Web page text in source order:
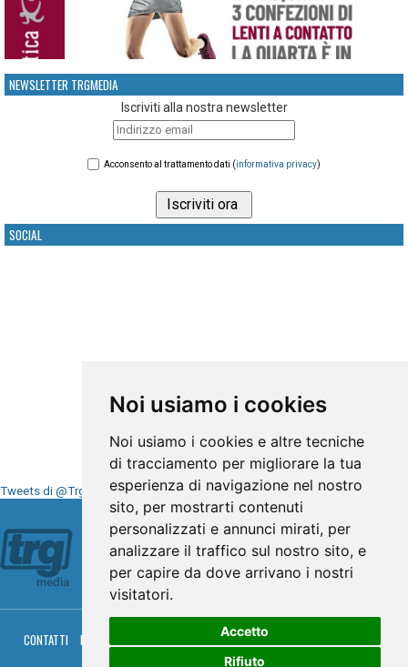
Noi usiamo i cookies
Noi usiamo i cookies e altre tecniche
di tracciamento per migliorare la tua
esperienza di navigazione nel nostro
sito, per mostrarti contenuti
personalizzati e annunci mirati, per
analizzare il traffico sul nostro sito, e
per capire da dove arrivano i nostri
visitatori.
Accetto
Rifiuto
NEWSLETTER TRGMEDIA
Iscriviti alla nostra newsletter
Acconsento al trattamento dati (informativa privacy)
SOCIAL
Tweets di @TrgMedia
Seguici su
CONTATTI PRIVACY PALINSESTO DIRETTA TV
RGM HITRADIO